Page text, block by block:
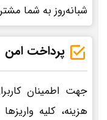
شبانه‌روز به شما
پرداخت امن
جهت اطمینان
هزینه، کلیه